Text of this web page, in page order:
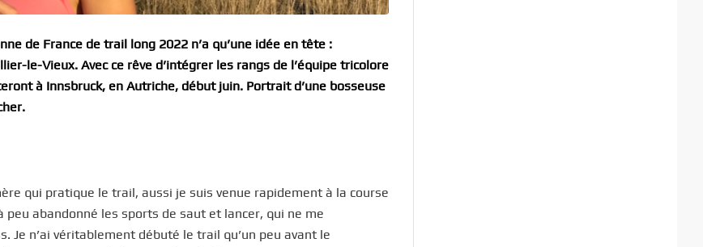
de France de trail long 2022 n’a qu’une idée en tête :
le-Vieux. Avec ce rêve d’intégrer les rangs de l’équipe tricolore
à Innsbruck, en Autriche, début juin. Portrait d’une bosseuse
qui pratique le trail, aussi je suis venue rapidement à la course
peu abandonné les sports de saut et lancer, qui ne me
Je n’ai véritablement débuté le trail qu’un peu avant le